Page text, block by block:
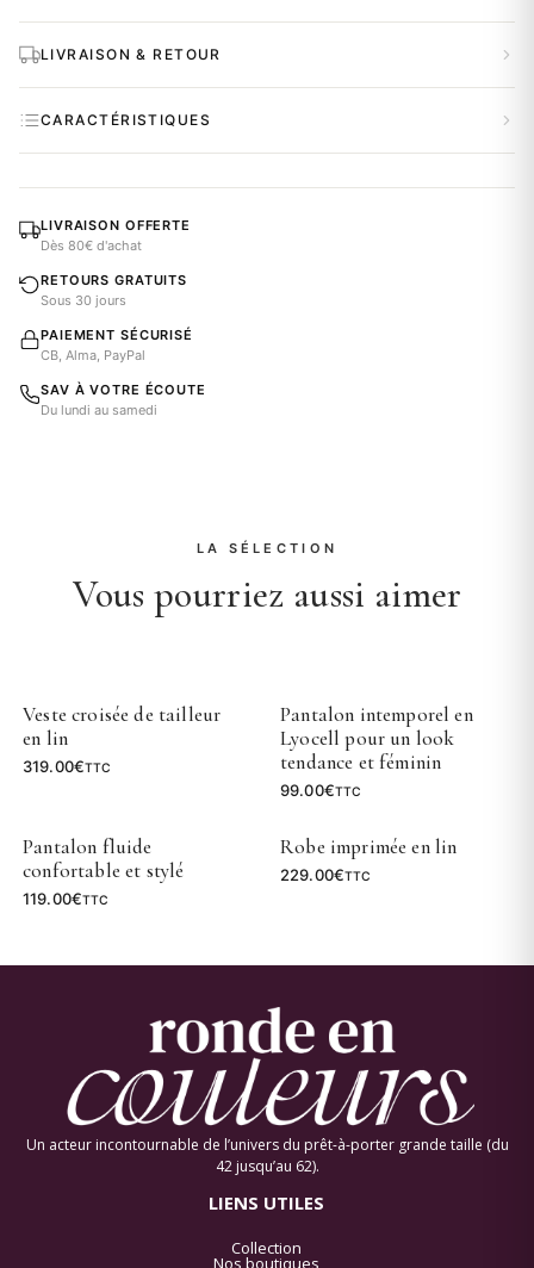
LIVRAISON & RETOUR
CARACTÉRISTIQUES
LIVRAISON OFFERTE
Dès 80€ d'achat
RETOURS GRATUITS
Sous 30 jours
PAIEMENT SÉCURISÉ
CB, Alma, PayPal
SAV À VOTRE ÉCOUTE
Du lundi au samedi
LA SÉLECTION
Vous pourriez aussi aimer
Veste croisée de tailleur
en lin
319.00€TTC
Pantalon intemporel en
Lyocell pour un look
tendance et féminin
99.00€TTC
Pantalon fluide
confortable et stylé
119.00€TTC
Robe imprimée en lin
229.00€TTC
Un acteur incontournable de l’univers du prêt-à-porter grande taille (du
42 jusqu’au 62).
LIENS UTILES
Collection
Nos boutiques